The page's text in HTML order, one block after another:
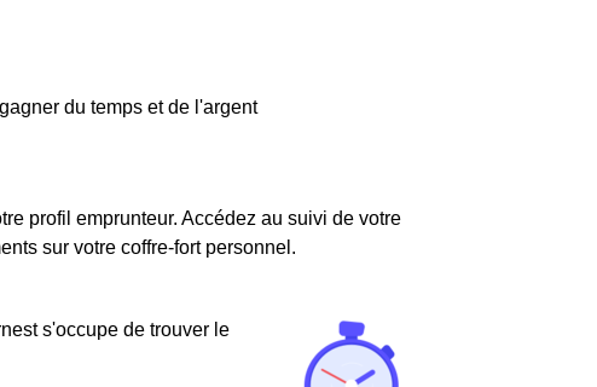
du temps et de l'argent
profil emprunteur. Accédez au suivi de votre
sur votre coffre-fort personnel.
s'occupe de trouver le